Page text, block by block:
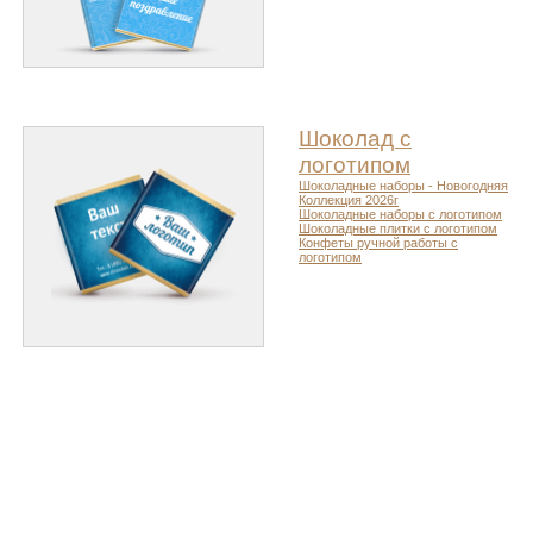
Шоколад с
логотипом
Шоколадные наборы - Новогодняя
Коллекция 2026г
Шоколадные наборы с логотипом
Шоколадные плитки с логотипом
Конфеты ручной работы с
логотипом